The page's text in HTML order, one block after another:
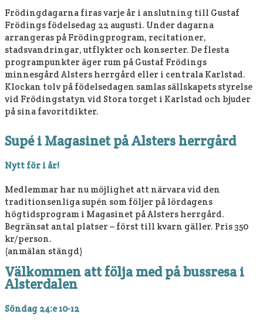
Frödingdagarna firas varje år i anslutning till Gustaf
Frödings födelsedag 22 augusti. Under dagarna
arrangeras på Frödingprogram, recitationer,
stadsvandringar, utflykter och konserter. De flesta
programpunkter äger rum på Gustaf Frödings
minnesgård Alsters herrgård eller i centrala Karlstad.
Klockan tolv på födelsedagen samlas sällskapets styrelse
vid Frödingstatyn vid Stora torget i Karlstad och bjuder
på sina favoritdikter.
Supé i Magasinet på Alsters herrgård
Nytt för i år!
Medlemmar har nu möjlighet att närvara vid den
traditionsenliga supén som följer på lördagens
högtidsprogram i Magasinet på Alsters herrgård.
Begränsat antal platser – först till kvarn gäller. Pris 350
kr/person.
(anmälan stängd)
Välkommen att följa med på bussresa i
Alsterdalen
Söndag 24:e 10-12